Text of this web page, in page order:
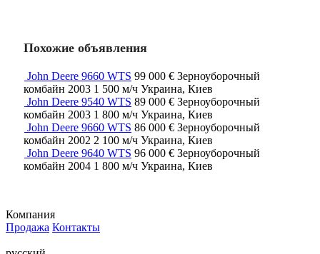
Похожие объявления
John Deere 9660 WTS 99 000 € Зерноуборочный
комбайн 2003 1 500 м/ч Украина, Киев
John Deere 9540 WTS 89 000 € Зерноуборочный
комбайн 2003 1 800 м/ч Украина, Киев
John Deere 9660 WTS 86 000 € Зерноуборочный
комбайн 2002 2 100 м/ч Украина, Киев
John Deere 9640 WTS 96 000 € Зерноуборочный
комбайн 2004 1 800 м/ч Украина, Киев
Компания
Продажа Контакты